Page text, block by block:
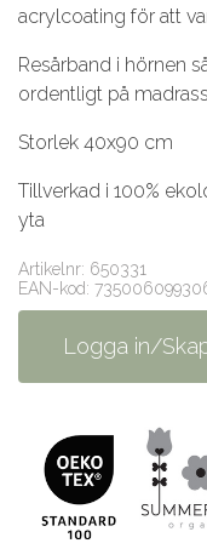
acrylcoating för att
Resårband i hörnen
ordentligt på
Storlek 40x90 cm
Tillverkad i 100%
yta
Artikelnr: 650331
EAN-kod:
Logga in/